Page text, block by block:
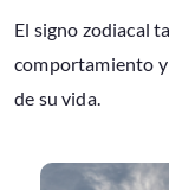
El signo zodiacal
comportamiento y
de su vida.